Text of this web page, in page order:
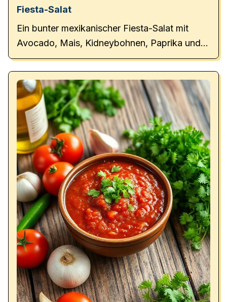
Fiesta-Salat
Ein bunter mexikanischer Fiesta-Salat mit
Avocado, Mais, Kidneybohnen, Paprika und
einem frischen Limetten-Dressing – perfekt
als leichtes Hauptgericht oder Beilage.